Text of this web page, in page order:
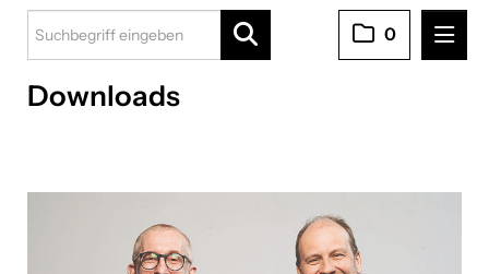
0
Pressemitteilungen
Downloads